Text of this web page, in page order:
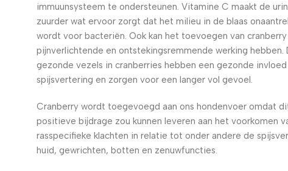
immuunsysteem te ondersteunen. Vitamine C maakt de
zuurder wat ervoor zorgt dat het milieu in de blaas
wordt voor bacteriën. Ook kan het toevoegen van
pijnverlichtende en ontstekingsremmende werking hebben.
gezonde vezels in cranberries hebben een gezonde
spijsvertering en zorgen voor een langer vol gevoel.
Cranberry wordt toegevoegd aan ons hondenvoer omdat
positieve bijdrage zou kunnen leveren aan het voorkomen
rasspecifieke klachten in relatie tot onder andere de
huid, gewrichten, botten en zenuwfuncties.